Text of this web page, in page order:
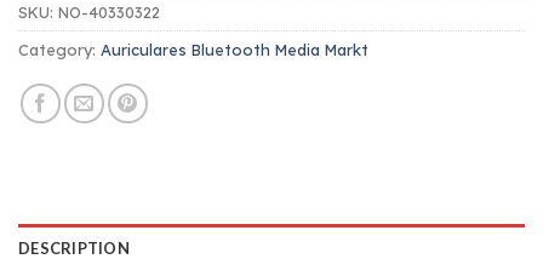
SKU: NO-40330322
Category: Auriculares Bluetooth Media Markt
DESCRIPTION